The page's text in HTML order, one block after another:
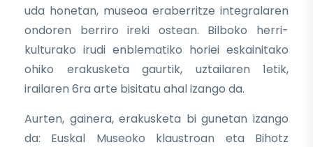
uda honetan, museoa eraberritze integralaren
ondoren berriro ireki ostean. Bilboko herri-
kulturako irudi enblematiko horiei eskainitako
ohiko erakusketa gaurtik, uztailaren 1etik,
irailaren 6ra arte bisitatu ahal izango da.
Aurten, gainera, erakusketa bi gunetan izango
da: Euskal Museoko klaustroan eta Bihotz